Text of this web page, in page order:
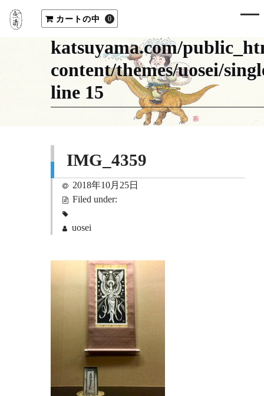
カートの中 0
/home/uosei/uosei-
katsuyama.com/
content/themes/uosei/
line 15
IMG_4359
2018年10月25日
Filed under:
uosei